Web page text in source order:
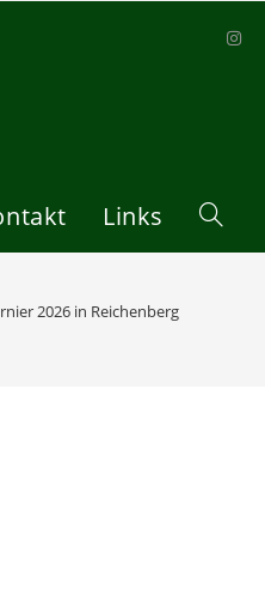
Links
2026 in Reichenberg